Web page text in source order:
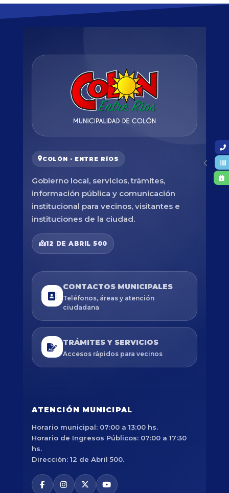
COLÓN · ENTRE RÍOS
Gobierno local, servicios, trámites,
información pública y comunicación
institucional para vecinos, visitantes e
instituciones de la ciudad.
12 DE ABRIL 500
CONTACTOS MUNICIPALES
Teléfonos, áreas y atención
ciudadana
TRÁMITES Y SERVICIOS
Accesos rápidos para vecinos
ATENCIÓN MUNICIPAL
Horario municipal: 07:00 a 13:00 hs.
Horario de Ingresos Públicos: 07:00 a 17:30
hs.
Dirección: 12 de Abril 500.